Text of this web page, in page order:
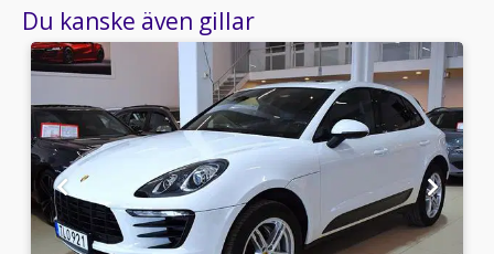
Du kanske även gillar